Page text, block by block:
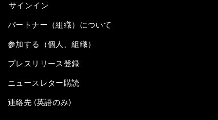
サインイン
パートナー（組織）について
参加する（個人、組織）
プレスリリース登録
ニュースレター購読
連絡先 (英語のみ)